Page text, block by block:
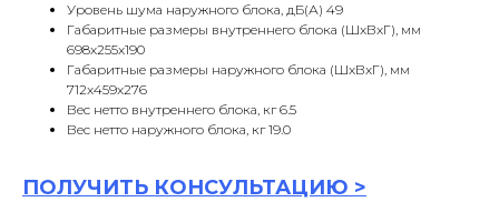
Уровень шума наружного блока, дБ(А) 49
Габаритные размеры внутреннего блока (ШxВxГ), мм
698x255x190
Габаритные размеры наружного блока (ШxВxГ), мм
712x459x276
Вес нетто внутреннего блока, кг 6.5
Вес нетто наружного блока, кг 19.0
ПОЛУЧИТЬ КОНСУЛЬТАЦИЮ >